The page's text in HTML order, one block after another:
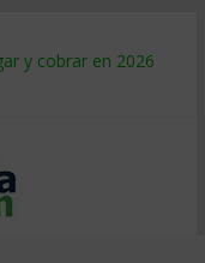
y cobrar en 2026
tan caro
a tiempo
qué hacer
y venderle